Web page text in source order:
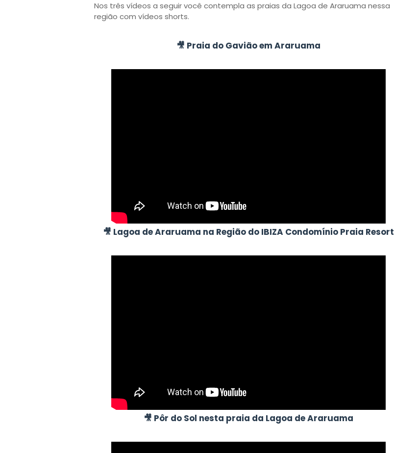
Nos três vídeos a seguir você contempla as praias da Lagoa de Araruama nessa
região com vídeos shorts.
🎥 Praia do Gavião em Araruama
🎥 Lagoa de Araruama na Região do IBIZA Condomínio Praia Resort
🎥 Pôr do Sol nesta praia da Lagoa de Araruama